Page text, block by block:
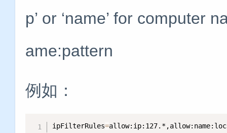
p’ or ‘name’ for computer
ame:pattern
例如：
ipFilterRules=